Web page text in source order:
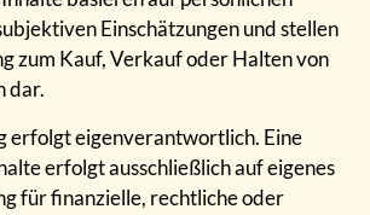
Einschätzungen und stellen
zum Kauf, Verkauf oder Halten von
dar.
erfolgt eigenverantwortlich. Eine
erfolgt ausschließlich auf eigenes
für finanzielle, rechtliche oder